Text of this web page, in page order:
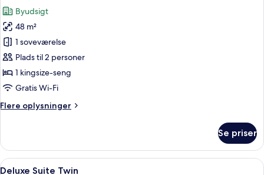
billeder
af
Deluxe
Suite
King
Byudsigt
48 m²
1 soveværelse
Plads til 2 personer
1 kingsize-seng
Gratis Wi-Fi
Flere oplysninger
Flere
Suite
King
Se priser
Indlæs
Premium-sengetøj, minibar,
8
Deluxe Suite Twin